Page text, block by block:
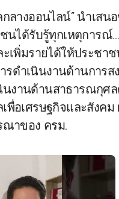
ลางออนไลน์” นำเสน
ได้รับรู้ทุกเหตุการณ์
เพิ่มรายได้ให้ประชา
รดำเนินงานด้านการ
งานด้านสาธารณกุศ
อเศรษฐกิจและสังคม
ณาของ ครม.